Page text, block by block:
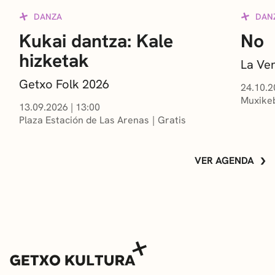
DANZA
Kukai dantza: Kale
hizketak
Getxo Folk 2026
13.09.2026 | 13:00
Plaza Estación de Las Arenas
Gratis
No
La
VER AGENDA